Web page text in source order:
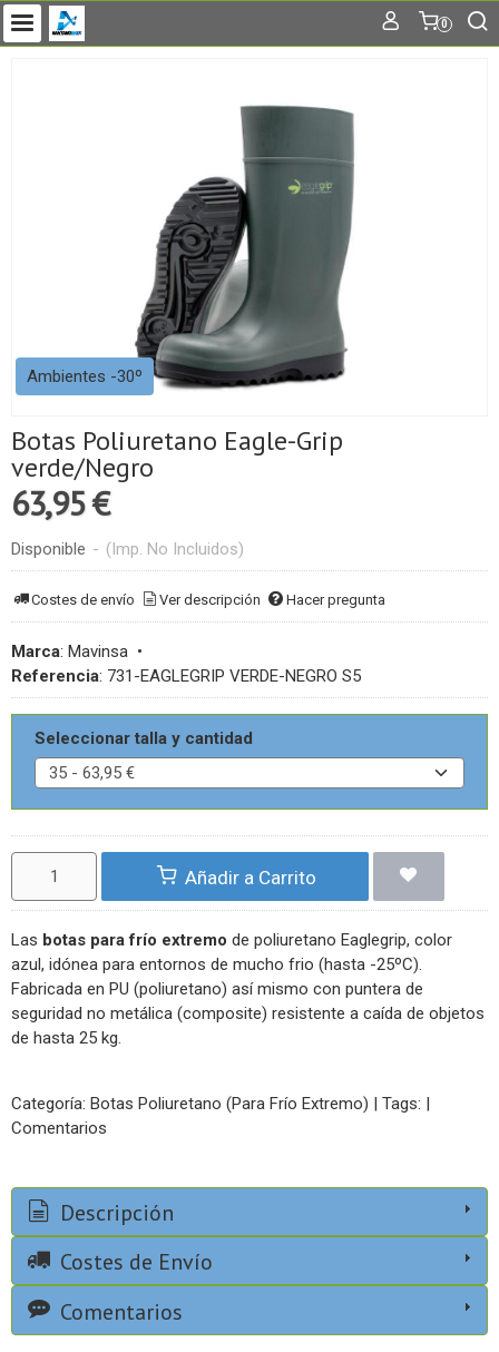
0
Ambientes -30º
Botas Poliuretano Eagle-Grip
verde/Negro
63,95 €
Disponible - (Imp. No Incluidos)
Costes de envío Ver descripción Hacer pregunta
Marca: Mavinsa •
Referencia: 731-EAGLEGRIP VERDE-NEGRO S5
Seleccionar talla y cantidad
Añadir a Carrito
Las botas para frío extremo de poliuretano Eaglegrip, color
azul, idónea para entornos de mucho frio (hasta -25ºC).
Fabricada en PU (poliuretano) así mismo con puntera de
seguridad no metálica (composite) resistente a caída de objetos
de hasta 25 kg.
Categoría: Botas Poliuretano (Para Frío Extremo) | Tags: |
Comentarios
Descripción
Costes de Envío
Comentarios